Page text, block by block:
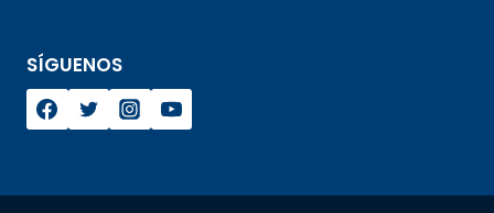
SÍGUENOS